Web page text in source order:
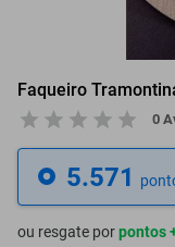
Faqueiro
0
5.571
ou resgate porpontos